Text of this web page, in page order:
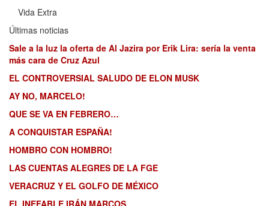
Vida Extra
Últimas noticias
Sale a la luz la oferta de Al Jazira por Erik Lira: sería la venta
más cara de Cruz Azul
EL CONTROVERSIAL SALUDO DE ELON MUSK
AY NO, MARCELO!
QUE SE VA EN FEBRERO…
A CONQUISTAR ESPAÑA!
HOMBRO CON HOMBRO!
LAS CUENTAS ALEGRES DE LA FGE
VERACRUZ Y EL GOLFO DE MÉXICO